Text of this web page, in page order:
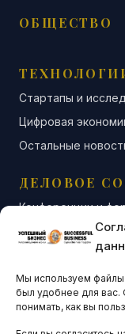
Мы используем файлы
был удобнее для вас.
понимать, как вы
ОБЩЕСТВО
Стартапы и
Цифровая
Остальные
ДЕЛОВОЕ
Конференции и
Бизнес-клубы и
Остальные
АНАЛИТИКА